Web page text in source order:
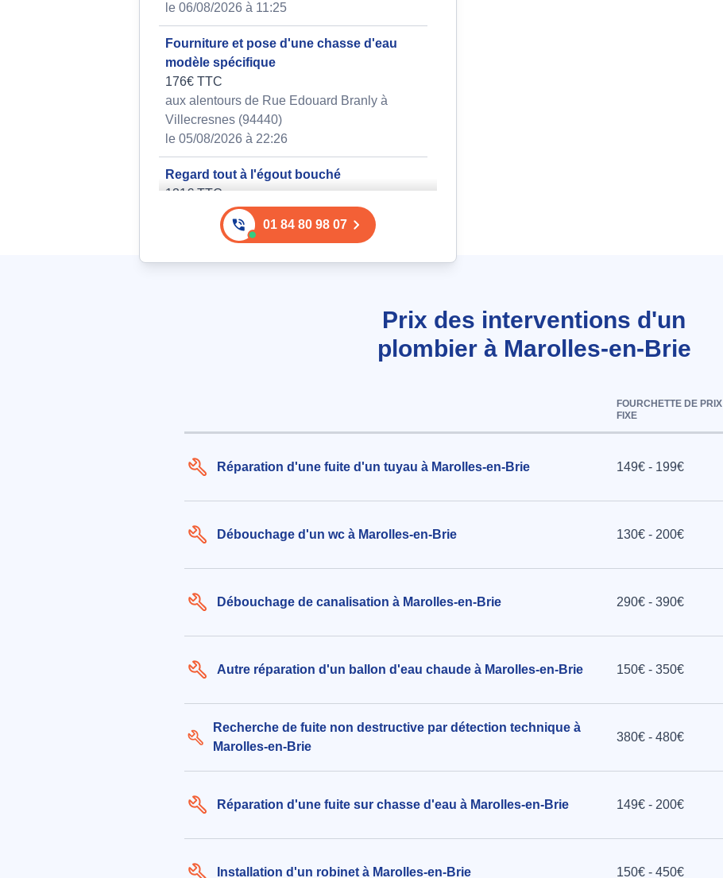
le 06/08/2026 à 11:25
Fourniture et pose d'une chasse d'eau
modèle spécifique
176€ TTC
aux alentours de Rue Edouard Branly à
Villecresnes (94440)
le 05/08/2026 à 22:26
Regard tout à l'égout bouché
131€ TTC
aux alentours de Rue de Cerçay à
Villecresnes (94440)
présence de canalisation coudée
250€ TTC
aux alentours de Rue des Pastoureaux à
01 84 80 98 07
Prix des interventions d'un
plombier à Marolles-en-Brie
FOURCHETTE DE PRIX
FIXE
Réparation d'une fuite d'un tuyau à Marolles-en-Brie 149€ - 199€
Débouchage d'un wc à Marolles-en-Brie 130€ - 200€
Débouchage de canalisation à Marolles-en-Brie 290€ - 390€
Autre réparation d'un ballon d'eau chaude à Marolles-en-Brie 150€ - 350€
Recherche de fuite non destructive par détection technique à
Marolles-en-Brie
380€ - 480€
Réparation d'une fuite sur chasse d'eau à Marolles-en-Brie 149€ - 200€
Installation d'un robinet à Marolles-en-Brie 150€ - 450€